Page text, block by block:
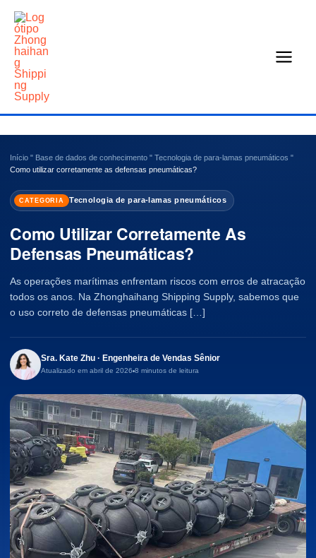
Saltar
para
conteúdo
Início " Base de dados de conhecimento " Tecnologia de para-lamas pneumáticos "
Como utilizar corretamente as defensas pneumáticas?
CATEGORIA Tecnologia de para-lamas pneumáticos
Como Utilizar Corretamente As
Defensas Pneumáticas?
As operações marítimas enfrentam riscos com erros de atracação
todos os anos. Na Zhonghaihang Shipping Supply, sabemos que
o uso correto de defensas pneumáticas […]
Sra. Kate Zhu · Engenheira de Vendas Sênior
Atualizado em abril de 2026 8 minutos de leitura